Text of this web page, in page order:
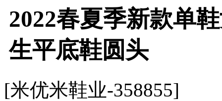
2022春夏季新款单
生平底鞋圆头
[米优米鞋业-358855]